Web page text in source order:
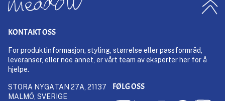
KONTAKT OSS
For produktinformasjon, styling, størrelse eller passformråd,
leveranser, eller noe annet, er vårt team av eksperter her for å
hjelpe.
STORA NYGATAN 27A, 21137
MALMÖ, SVERIGE
FØLG OSS